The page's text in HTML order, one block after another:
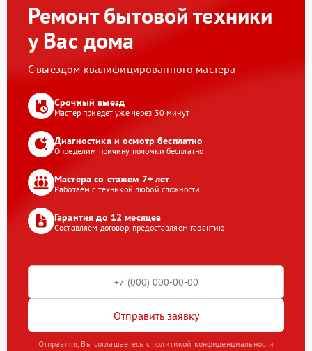
Ремонт бытовой техники
у Вас дома
С выездом квалифицированного мастера
Срочный выезд
Мастер приедет уже через 30 минут
Диагностика и осмотр бесплатно
Определим причину поломки бесплатно
Мастера со стажем 7+ лет
Работаем с техникой любой сложности
Гарантия до 12 месяцев
Составляем договор, предоставляем гарантию
Отправить заявку
Отправляя, Вы соглашаетесь с политикой конфиденциальности